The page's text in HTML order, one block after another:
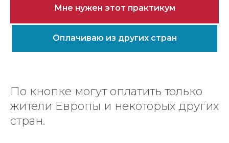
Мне нужен этот практикум
Оплачиваю из других стран
По кнопке могут оплатить только
жители Европы и некоторых других
стран.